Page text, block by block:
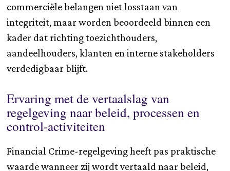
commerciële belangen niet losstaan van
integriteit, maar worden beoordeeld binnen een
kader dat richting toezichthouders,
aandeelhouders, klanten en interne stakeholders
verdedigbaar blijft.
Ervaring met de vertaalslag van
regelgeving naar beleid, processen en
control-activiteiten
Financial Crime-regelgeving heeft pas praktische
waarde wanneer zij wordt vertaald naar beleid,